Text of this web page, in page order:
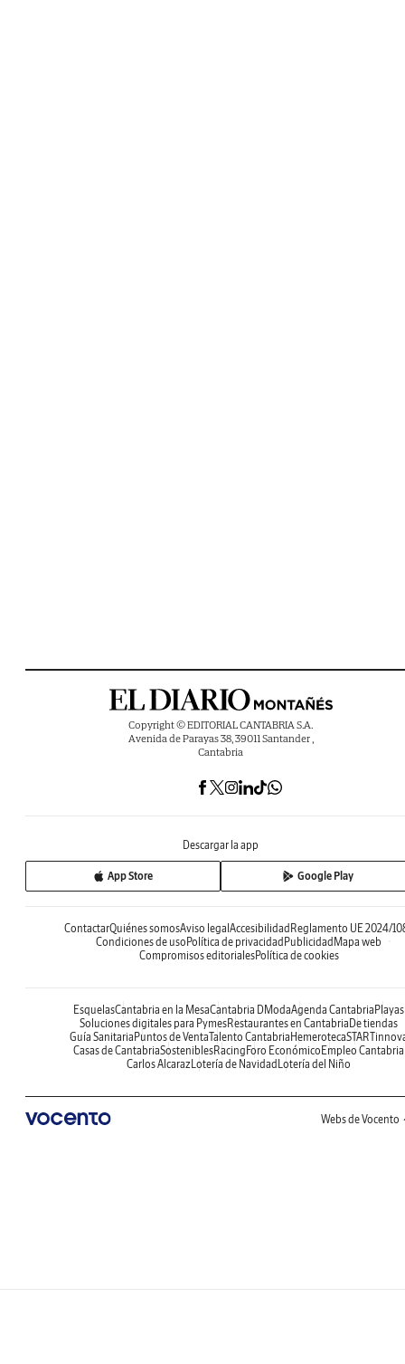
Copyright © EDITORIAL CANTABRIA S.A.
Avenida de Parayas 38, 39011 Santander ,
Cantabria
Descargar la app
App Store Google Play
ContactarQuiénes somosAviso legalAccesibilidadReglamento UE 2024/
Condiciones de usoPolítica de privacidadPublicidadMapa web
Compromisos editorialesPolítica de cookies
EsquelasCantabria en la MesaCantabria DModaAgenda CantabriaPlayas
Soluciones digitales para PymesRestaurantes en CantabriaDe tiendas
Guía SanitariaPuntos de VentaTalento CantabriaHemeroteca
Casas de CantabriaSosteniblesRacingForo EconómicoEmpleo Cantabria
Carlos AlcarazLotería de NavidadLotería del Niño
Webs de Vocento